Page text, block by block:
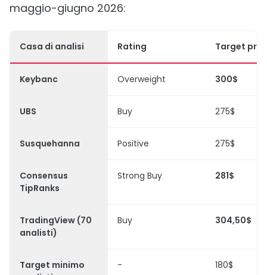
maggio-giugno 2026:
Casa di analisi Rating Target
Keybanc Overweight 300$
UBS Buy 275$
Susquehanna Positive 275$
Consensus
TipRanks
Strong Buy 281$
TradingView (70
analisti)
Buy 304,50$
Target minimo
- 180$